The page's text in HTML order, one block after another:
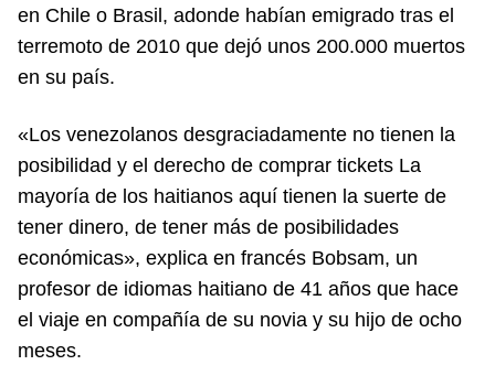
en Chile o Brasil, adonde habían emigrado tras el
terremoto de 2010 que dejó unos 200.000 muertos
en su país.
«Los venezolanos desgraciadamente no tienen la
posibilidad y el derecho de comprar tickets La
mayoría de los haitianos aquí tienen la suerte de
tener dinero, de tener más de posibilidades
económicas», explica en francés Bobsam, un
profesor de idiomas haitiano de 41 años que hace
el viaje en compañía de su novia y su hijo de ocho
meses.